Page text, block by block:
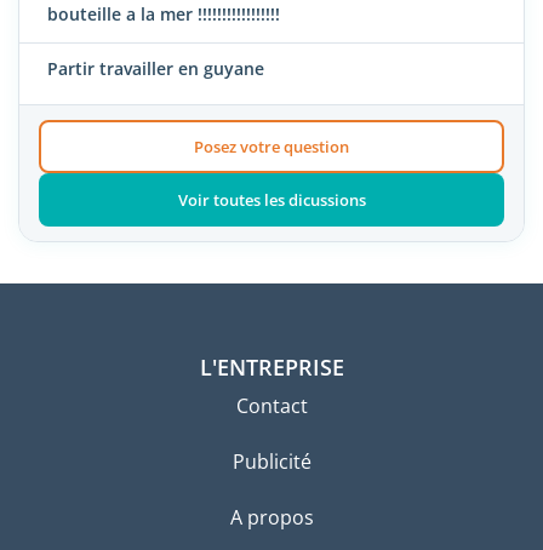
bouteille a la mer !!!!!!!!!!!!!!!!!
Partir travailler en guyane
Posez votre question
Voir toutes les dicussions
L'ENTREPRISE
Contact
Publicité
A propos